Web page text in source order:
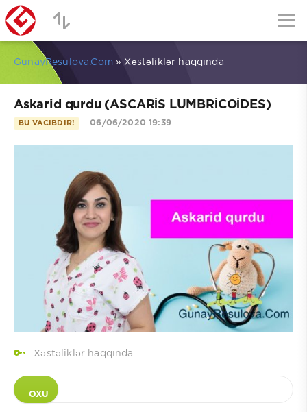
GunayResulova.Com» Xəstəliklər haqqında
Askarid qurdu (ASCARİS LUMBRİCOİDES)
BU VACIBDIR! 06/06/2020 19:39
Xəstəliklər haqqında
OXU